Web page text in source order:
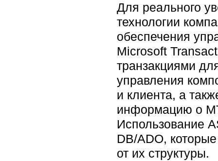
Для реального
технологии
обеспечения
Microsoft
транзакциями
управления
и клиента, а
информацию о
Использование
DB/ADO,
от их структуры.